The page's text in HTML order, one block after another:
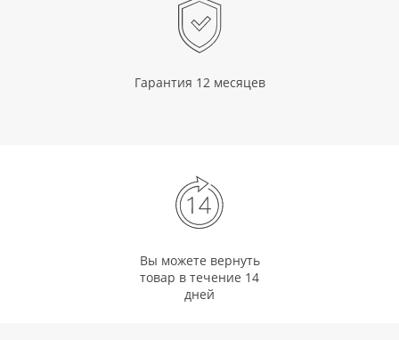
Гарантия 12 месяцев
Вы можете вернуть
товар в течение 14
дней